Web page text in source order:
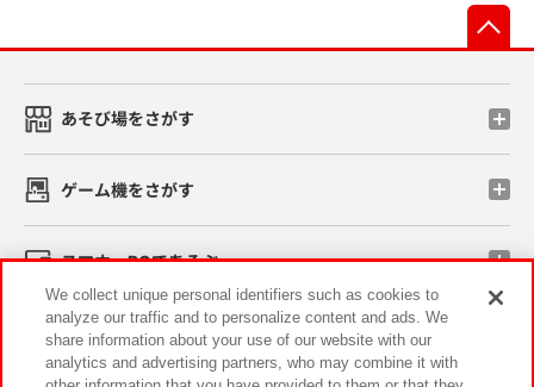
あそび場をさがす
ゲーム機をさがす
スマホ・PCであそぶ
イベント・キャンペーン
We collect unique personal identifiers such as cookies to
analyze our traffic and to personalize content and ads. We
share information about your use of our website with our
analytics and advertising partners, who may combine it with